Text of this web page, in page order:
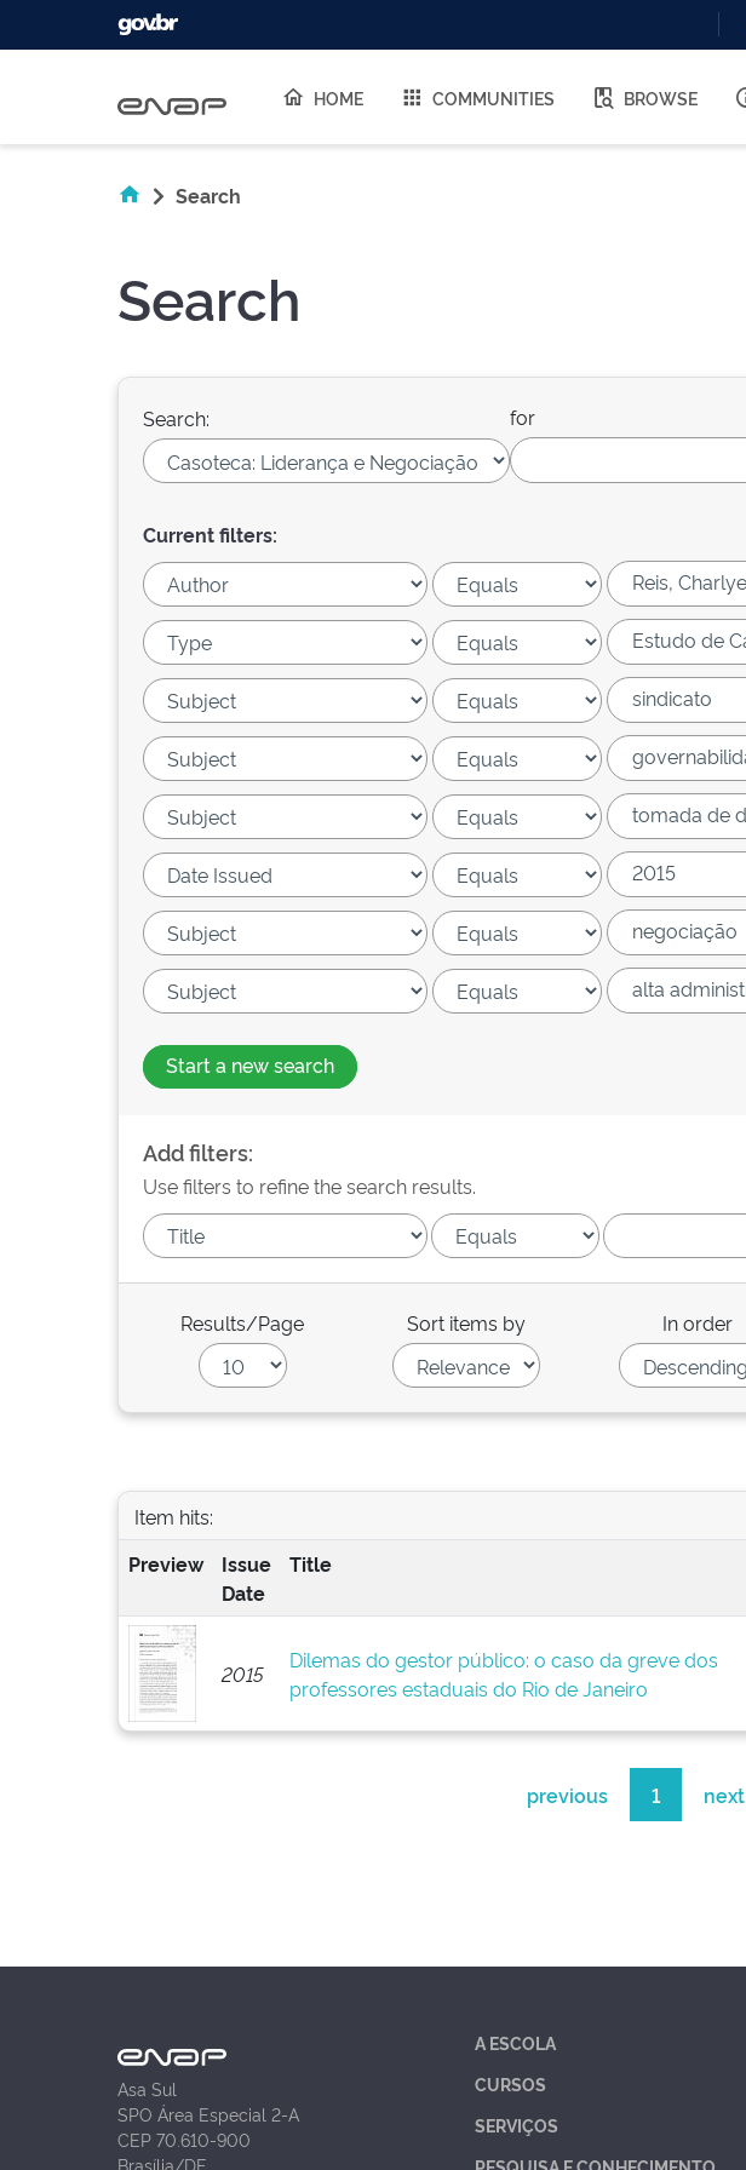
HOME COMMUNITIES BROWSE
Search
Search
Search: for
Current filters:
Start a new search
Add filters:
Use filters to refine the search results.
Results/Page Sort items by In order
Item hits:
Preview
Issue
Date
Title
2015
Dilemas do gestor público: o caso da greve dos
professores estaduais do Rio de Janeiro
previous 1 next
Asa Sul
SPO Área Especial 2-A
CEP 70.610-900
Brasília/DF
A ESCOLA
CURSOS
SERVIÇOS